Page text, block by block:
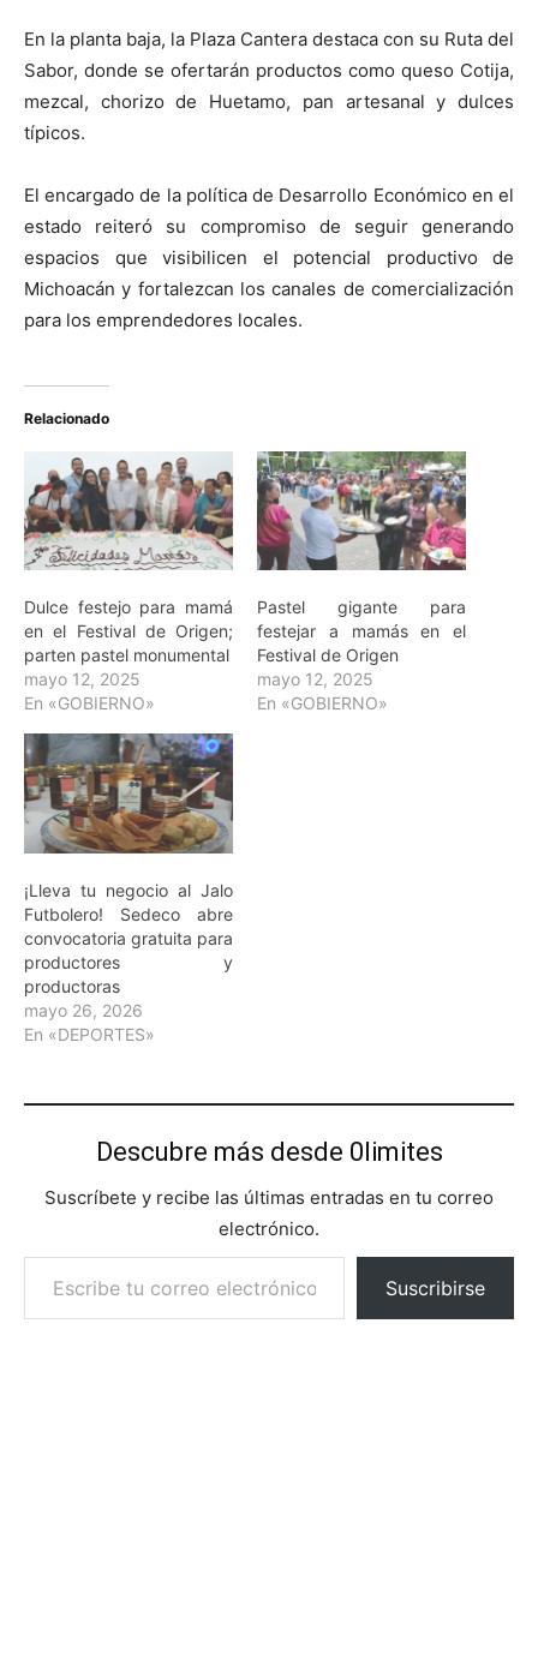
En la planta baja, la Plaza Cantera destaca con su Ruta del
Sabor, donde se ofertarán productos como queso Cotija,
mezcal, chorizo de Huetamo, pan artesanal y dulces
típicos.
El encargado de la política de Desarrollo Económico en el
estado reiteró su compromiso de seguir generando
espacios que visibilicen el potencial productivo de
Michoacán y fortalezcan los canales de comercialización
para los emprendedores locales.
Relacionado
Dulce festejo para mamá
en el Festival de Origen;
parten pastel monumental
mayo 12, 2025
En «GOBIERNO»
Pastel gigante para
festejar a mamás en el
Festival de Origen
mayo 12, 2025
En «GOBIERNO»
¡Lleva tu negocio al Jalo
Futbolero! Sedeco abre
convocatoria gratuita para
productores y
productoras
mayo 26, 2026
En «DEPORTES»
Descubre más desde 0limites
Suscríbete y recibe las últimas entradas en tu correo
electrónico.
Escribe tu correo electrónico…
Suscribirse